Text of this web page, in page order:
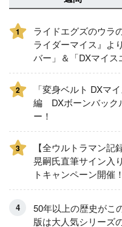
1
ライドエグズのウ
ライダーマイス』よ
バー」＆「DXマイス
2
「変身ベルト DXマ
編 DXボーンバック
ー！
3
【全ウルトラマン記
晃嗣氏直筆サイン入
トキャンペーン開催！
50年以上の歴史が
版は大人気シリーズ